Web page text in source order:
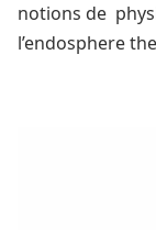
notions de
l’endosphere